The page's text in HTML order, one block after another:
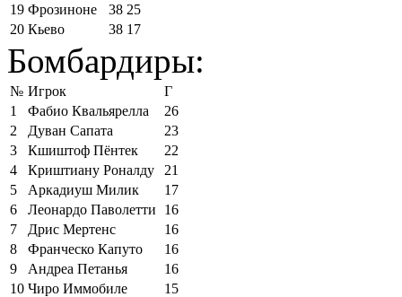
19 Фрозиноне 38 25
20 Кьево 38 17
Бомбардиры:
№ Игрок
Г
1
Фабио Квальярелла
26
2
Дуван Сапата
23
3
Кшиштоф Пёнтек
22
4
Криштиану Роналду
21
5
Аркадиуш Милик
17
6
Леонардо Паволетти
16
7
Дрис Мертенс
16
8
Франческо Капуто
16
9
Андреа Петанья
16
10 Чиро Иммобиле
15